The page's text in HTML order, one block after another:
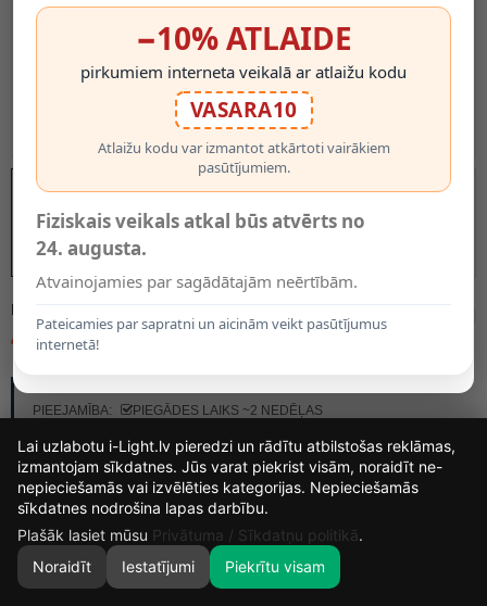
0
MODELIS:
411.45€
PIEEJAMĪBA:
PIEGĀDES LAIKS ~2 NEDĒĻAS
−10% ATLAIDE
pirkumiem interneta veikalā ar atlaižu kodu
VASARA10
Atlaižu kodu var izmantot atkārtoti vairākiem
pasūtījumiem.
Fiziskais veikals atkal būs atvērts no
24. augusta.
Atvainojamies par sagādātajām neērtībām.
Pateicamies par sapratni un aicinām veikt pasūtījumus
internetā!
16
DIENAS
1
STUNDAS
5
MIN.
30
Lai uzlabotu i-Light.lv pieredzi un rādītu atbilstošas reklāmas,
izmantojam sīkdatnes. Jūs varat piekrist visām, noraidīt ne-
nepieciešamās vai izvēlēties kategorijas. Nepieciešamās
sīkdatnes nodrošina lapas darbību.
Plašāk lasiet mūsu Privātuma / Sīkdatņu politikā.
Noraidīt
Iestatījumi Piekrītu visam